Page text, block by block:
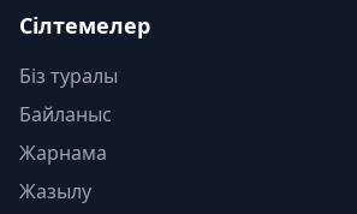
Сілтемелер
Біз туралы
Байланыс
Жарнама
Жазылу